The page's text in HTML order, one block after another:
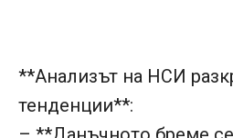
**Анализът на НСИ
тенденции**: